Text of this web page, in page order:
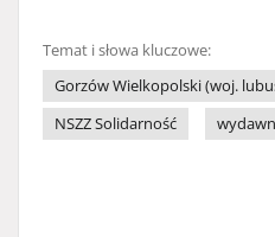
Temat i słowa kluczowe:
Gorzów Wielkopolski (woj.
NSZZ Solidarność